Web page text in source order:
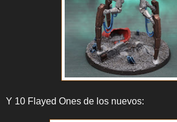
Y 10 Flayed Ones de los nuevos: